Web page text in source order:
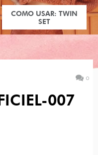
COMO USAR: TWIN
SET
0
007